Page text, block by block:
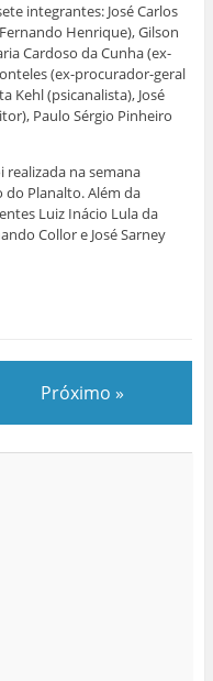
integrantes: José Carlos
Henrique), Gilson
Cardoso da Cunha (ex-
(ex-procurador-geral
Kehl (psicanalista), José
Paulo Sérgio Pinheiro
realizada na semana
do Planalto. Além da
Luiz Inácio Lula da
Collor e José Sarney
Próximo »